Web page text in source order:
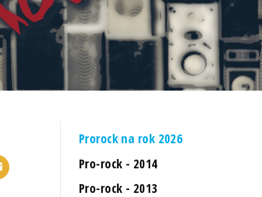
Prorock na rok 2026
Pro-rock - 2014
Pro-rock - 2013